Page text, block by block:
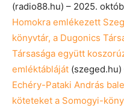
(radio88.hu) – 2025.
Homokra emlékezett
könyvtár, a Dugonics
Társasága együtt
emléktábláját (szeged.hu)
Echéry-Pataki András
köteteket a Somogyi-